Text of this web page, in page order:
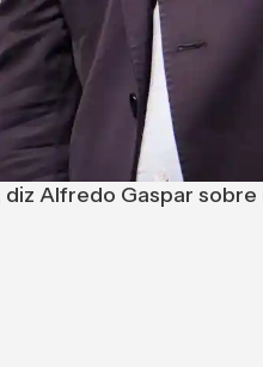
diz Alfredo Gaspar